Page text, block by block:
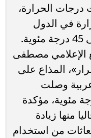
الحرارة،
في الدول
الإعلامي مصطفى
المذاع على
عربية وصلت
فيها إلى 50 درجة مئوية، مؤكدة
منها زيادة
من استخدام